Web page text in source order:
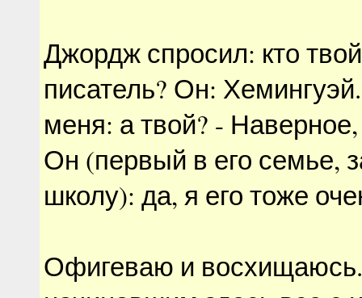
Джордж спросил: кто
писатель? Он:
меня: а твой? -
Он (первый в его семье,
школу): да, я его тоже
Офигеваю и